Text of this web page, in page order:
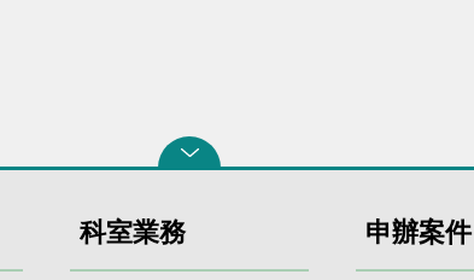
科室業務 申辦案件